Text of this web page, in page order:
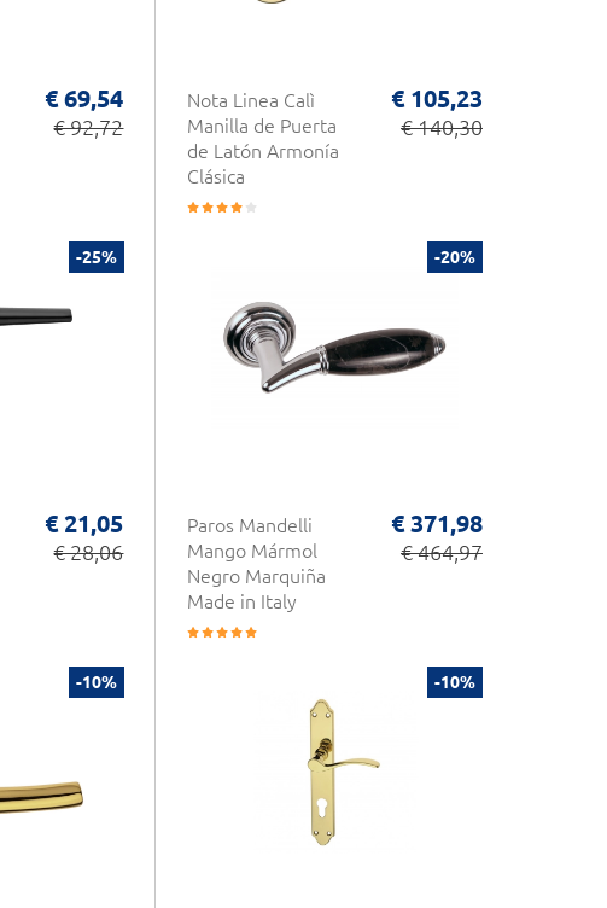
€ 69,54
€ 92,72
Nota Linea Calì
Manilla de Puerta
de Latón Armonía
Clásica
€ 105,23
€ 140,30
-25%
€ 21,05
€ 28,06
-20%
Paros Mandelli
Mango Mármol
Negro Marquiña
Made in Italy
€ 371,98
€ 464,97
-10% -10%